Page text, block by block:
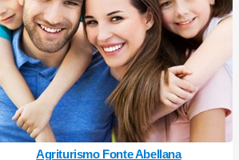
Agriturismo Fonte Abellana